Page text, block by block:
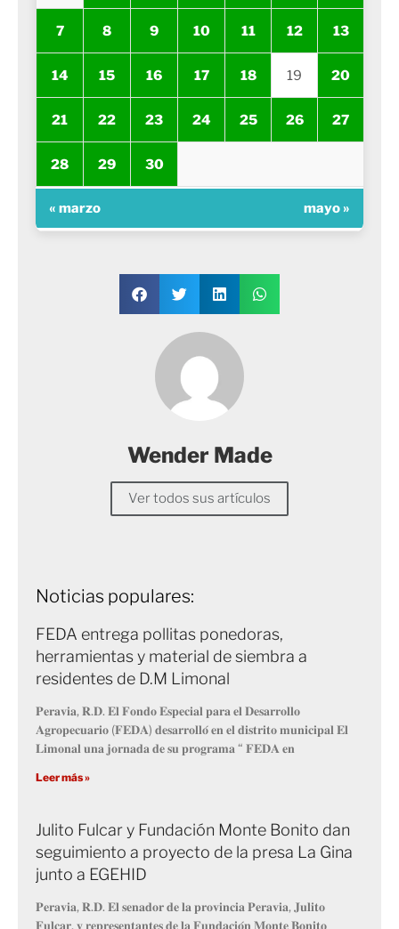
7 8 9 10 11 12 13
14 15 16 17 18 19 20
21 22 23 24 25 26 27
28 29 30
« marzo mayo »
Wender Made
Ver todos sus artículos
Noticias populares:
FEDA entrega pollitas ponedoras,
herramientas y material de siembra a
residentes de D.M Limonal
𝐏𝐞𝐫𝐚𝐯𝐢𝐚, 𝐑.𝐃. 𝐄𝐥 𝐅𝐨𝐧𝐝𝐨 𝐄𝐬𝐩𝐞𝐜𝐢𝐚𝐥 𝐩𝐚𝐫𝐚 𝐞𝐥 𝐃𝐞𝐬𝐚𝐫𝐫𝐨𝐥𝐥𝐨
𝐀𝐠𝐫𝐨𝐩𝐞𝐜𝐮𝐚𝐫𝐢𝐨 (𝐅𝐄𝐃𝐀) 𝐝𝐞𝐬𝐚𝐫𝐫𝐨𝐥𝐥𝐨́ 𝐞𝐧 𝐞𝐥 𝐝𝐢𝐬𝐭𝐫𝐢𝐭𝐨 𝐦𝐮𝐧𝐢𝐜𝐢𝐩𝐚𝐥 𝐄𝐥
𝐋𝐢𝐦𝐨𝐧𝐚𝐥 𝐮𝐧𝐚 𝐣𝐨𝐫𝐧𝐚𝐝𝐚 𝐝𝐞 𝐬𝐮 𝐩𝐫𝐨𝐠𝐫𝐚𝐦𝐚 “ 𝐅𝐄𝐃𝐀 𝐞𝐧
Leer más »
Julito Fulcar y Fundación Monte Bonito dan
seguimiento a proyecto de la presa La Gina
junto a EGEHID
𝐏𝐞𝐫𝐚𝐯𝐢𝐚, 𝐑.𝐃. 𝐄𝐥 𝐬𝐞𝐧𝐚𝐝𝐨𝐫 𝐝𝐞 𝐥𝐚 𝐩𝐫𝐨𝐯𝐢𝐧𝐜𝐢𝐚 𝐏𝐞𝐫𝐚𝐯𝐢𝐚, 𝐉𝐮𝐥𝐢𝐭𝐨
𝐅𝐮𝐥𝐜𝐚𝐫, 𝐲 𝐫𝐞𝐩𝐫𝐞𝐬𝐞𝐧𝐭𝐚𝐧𝐭𝐞𝐬 𝐝𝐞 𝐥𝐚 𝐅𝐮𝐧𝐝𝐚𝐜𝐢𝐨́𝐧 𝐌𝐨𝐧𝐭𝐞 𝐁𝐨𝐧𝐢𝐭𝐨